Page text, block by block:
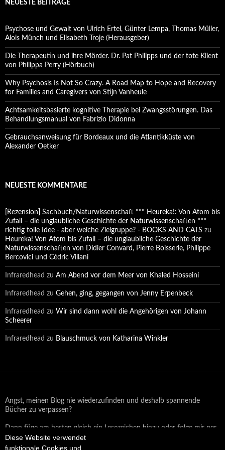
Diese Website verwendet
funktionale Cookies und
NEUESTE BEITRÄGE
Psychose und Gewalt von Ulrich Ertel, Günter Lempa, Thomas Müller,
Alois Münch und Elisabeth Troje (Herausgeber)
Die Therapeutin und ihre Mörder. Dr. Pat Philipps und der tote Klient
von Philippa Perry (Hörbuch)
Why Psychosis Is Not So Crazy. A Road Map to Hope and Recovery
for Families and Caregivers von Stijn Vanheule
Achtsamkeitsbasierte kognitive Therapie bei Zwangsstörungen. Das
Behandlungsmanual von Fabrizio Didonna
Gebrauchsanweisung für Bordeaux und die Atlantikküste von
Alexander Oetker
NEUESTE KOMMENTARE
[Rezension] Sachbuch/Naturwissenschaft *** Heureka!: Von Atom bis
Zufall – die unglaubliche Geschichte der Naturwissenschaften ***
richtig tolle Idee - aber welche Zielgruppe? - BOOKS AND CATS zu
Heureka! Von Atom bis Zufall – die unglaubliche Geschichte der
Naturwissenschaften von Didier Convard, Pierre Boisserie, Philippe
Bercovici und Cédric Villani
Infraredhead zu Am Abend vor dem Meer von Khaled Hosseini
Infraredhead zu Gehen, ging, gegangen von Jenny Erpenbeck
Infraredhead zu Wir sind dann wohl die Angehörigen von Johann
Scheerer
Infraredhead zu Blauschmuck von Katharina Winkler
Angst, meinen Blog nie wiederzufinden und deshalb spannende
Bücher zu verpassen?
Dann füge am besten gleich ein Lesezeichen hinzu oder folge mir per
Email oder auf Facebook!